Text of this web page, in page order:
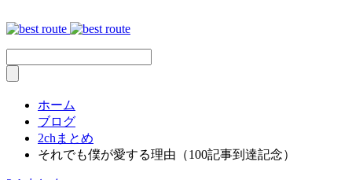
ホーム
ブログ
2chまとめ
それでも僕が愛する理由（100記事到達記念）